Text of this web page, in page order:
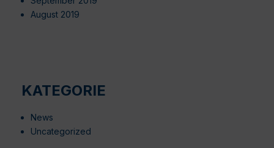
August 2019
KATEGORIE
News
Uncategorized